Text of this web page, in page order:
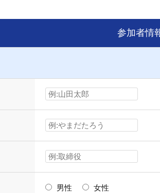
参加者情
男性 女性